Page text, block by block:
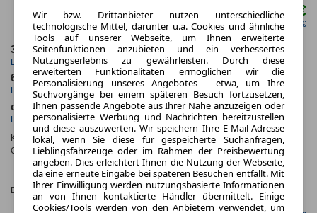
ab mtl.340,00 €
netto mtl. 285,71 €
3.2026
Erstzulassung
5.000,0 km
Jahrliche Fahrleistung
60 Monate
Laufzeit
10 km
Kilometerstand
ca. 96 kW (130 PS)
Leistung
Hybrid
Kraftstoff
Kraftstoffverbr.¹: ca. 5,0 l/100km(komb.)
CO
-Emissionen*:ca. 122 g/km(komb.)
Effizienzklasse:
CO₂-
KLASSE
D (KOMB.)
Wir bzw. Drittanbieter nutzen unterschiedliche
technologische Mittel, darunter u.a. Cookies und ähnliche
Tools auf unserer Webseite, um Ihnen erweiterte
Seitenfunktionen anzubieten und ein verbessertes
Nutzungserlebnis zu gewährleisten. Durch diese
erweiterten Funktionalitäten ermöglichen wir die
Personalisierung unseres Angebotes - etwa, um Ihre
Suchvorgänge bei einem späteren Besuch fortzusetzen,
Ihnen passende Angebote aus Ihrer Nähe anzuzeigen oder
personalisierte Werbung und Nachrichten bereitzustellen
und diese auszuwerten. Wir speichern Ihre E-Mail-Adresse
lokal, wenn Sie diese für gespeicherte Suchanfragen,
Lieblingsfahrzeuge oder im Rahmen der Preisbewertung
angeben. Dies erleichtert Ihnen die Nutzung der Webseite,
da eine erneute Eingabe bei späteren Besuchen entfällt. Mit
Ihrer Einwilligung werden nutzungsbasierte Informationen
an von Ihnen kontaktierte Händler übermittelt. Einige
Cookies/Tools werden von den Anbietern verwendet, um